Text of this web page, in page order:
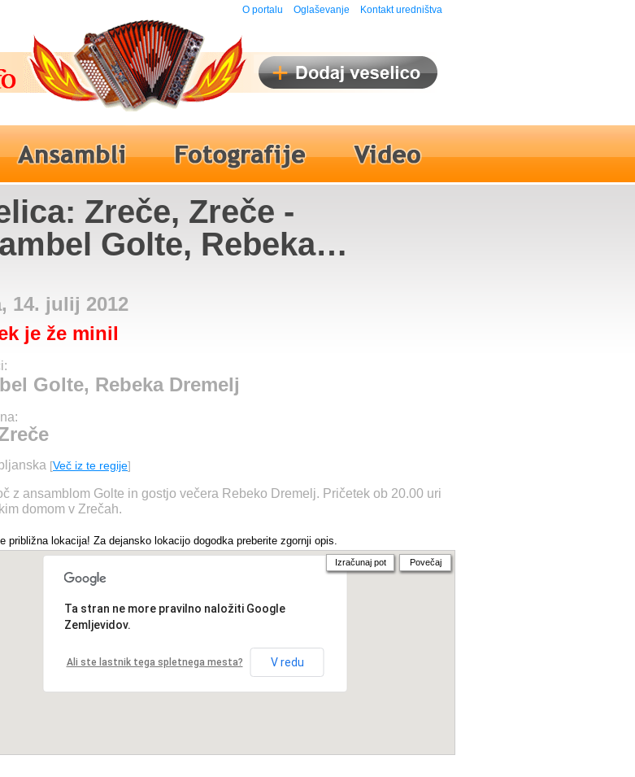
O portalu Oglaševanje Kontakt uredništva
Zreče, Zreče -
Golte, Rebeka
14. julij 2012
je že minil
Golte, Rebeka Dremelj
[Več iz te regije]
z ansamblom Golte in gostjo večera Rebeko Dremelj. Pričetek ob 20.00 uri
domom v Zrečah.
približna lokacija! Za dejansko lokacijo dogodka preberite zgornji opis.
Ta stran ne more pravilno naložiti Google
Zemljevidov.
Ali ste lastnik tega spletnega mesta? V redu
Izračunaj pot Povečaj